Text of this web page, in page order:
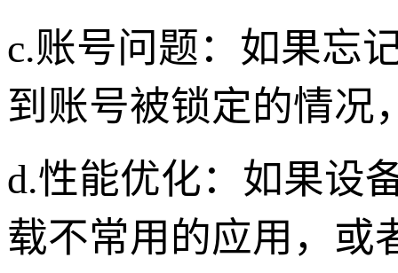
c.账号问题：如果忘
到账号被锁定的情况
d.性能优化：如果设
载不常用的应用，或